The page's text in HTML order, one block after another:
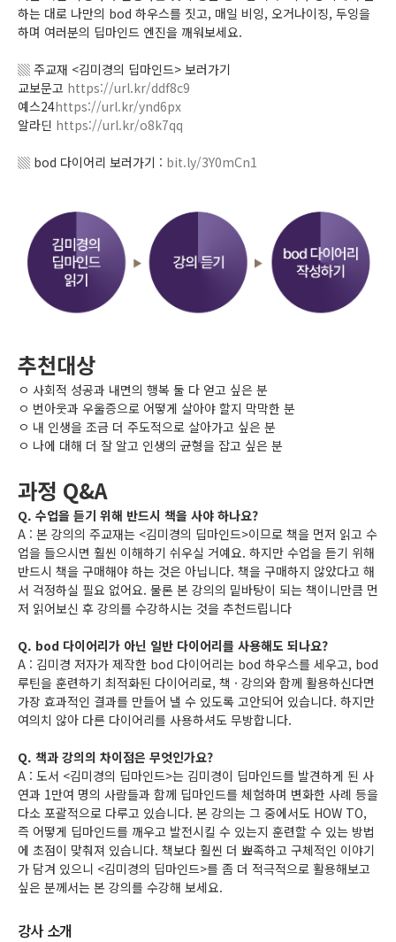
하는 대로 나만의 bod 하우스를 짓고, 매일 비잉, 오거나이징, 두잉을
하며 여러분의 딥마인드 엔진을 깨워보세요.
▒ 주교재 <김미경의 딥마인드> 보러가기
교보문고 https://url.kr/ddf8c9
예스24https://url.kr/ynd6px
알라딘 https://url.kr/o8k7qq
▒ bod 다이어리 보러가기 : bit.ly/3Y0mCn1
추천대상
ㅇ 사회적 성공과 내면의 행복 둘 다 얻고 싶은 분
ㅇ 번아웃과 우울증으로 어떻게 살아야 할지 막막한 분
ㅇ 내 인생을 조금 더 주도적으로 살아가고 싶은 분
ㅇ 나에 대해 더 잘 알고 인생의 균형을 잡고 싶은 분
과정 Q&A
Q. 수업을 듣기 위해 반드시 책을 사야 하나요?
A : 본 강의의 주교재는 <김미경의 딥마인드>이므로 책을 먼저 읽고 수
업을 들으시면 훨씬 이해하기 쉬우실 거예요. 하지만 수업을 듣기 위해
반드시 책을 구매해야 하는 것은 아닙니다. 책을 구매하지 않았다고 해
서 걱정하실 필요 없어요. 물론 본 강의의 밑바탕이 되는 책이니만큼 먼
저 읽어보신 후 강의를 수강하시는 것을 추천드립니다
Q. bod 다이어리가 아닌 일반 다이어리를 사용해도 되나요?
A : 김미경 저자가 제작한 bod 다이어리는 bod 하우스를 세우고, bod
루틴을 훈련하기 최적화된 다이어리로, 책 · 강의와 함께 활용하신다면
가장 효과적인 결과를 만들어 낼 수 있도록 고안되어 있습니다. 하지만
여의치 않아 다른 다이어리를 사용하셔도 무방합니다.
Q. 책과 강의의 차이점은 무엇인가요?
A : 도서 <김미경의 딥마인드>는 김미경이 딥마인드를 발견하게 된 사
연과 1만여 명의 사람들과 함께 딥마인드를 체험하며 변화한 사례 등을
다소 포괄적으로 다루고 있습니다. 본 강의는 그 중에서도 HOW TO,
즉 어떻게 딥마인드를 깨우고 발전시킬 수 있는지 훈련할 수 있는 방법
에 초점이 맞춰져 있습니다. 책보다 훨씬 더 뾰족하고 구체적인 이야기
가 담겨 있으니 <김미경의 딥마인드>를 좀 더 적극적으로 활용해보고
싶은 분께서는 본 강의를 수강해 보세요.
강사 소개